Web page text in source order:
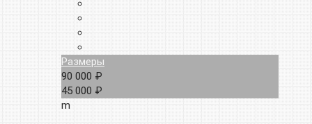
Размеры
90 000 ₽
45 000 ₽
m